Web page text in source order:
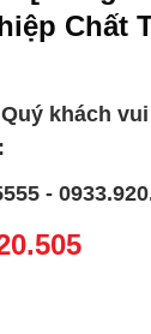
Chất
khách
-